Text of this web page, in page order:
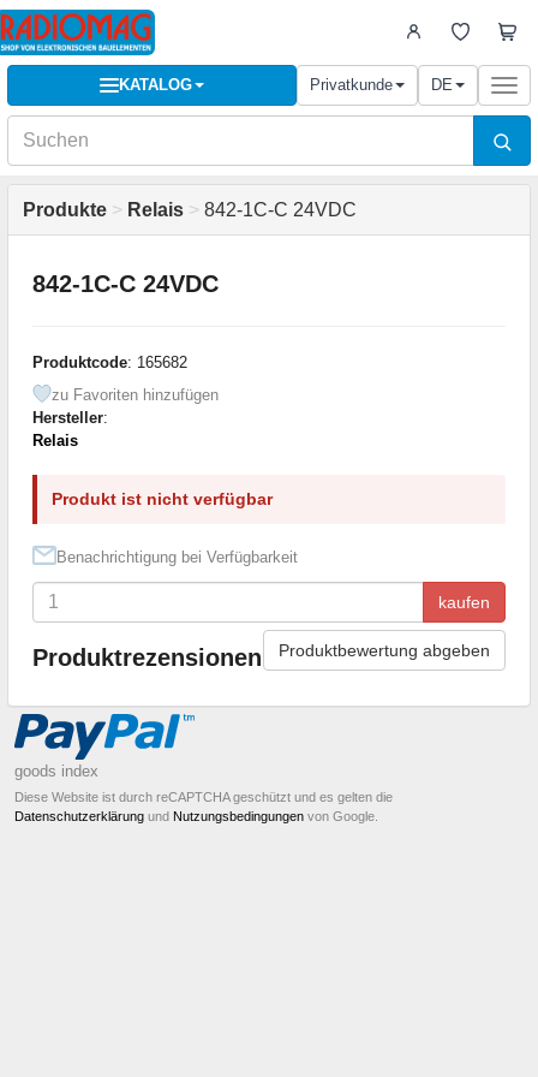
KATALOG Privatkunde DE
Produkte > Relais > 842-1C-C 24VDC
842-1C-C 24VDC
Produktcode: 165682
zu Favoriten hinzufügen
Hersteller:
Relais
Produkt ist nicht verfügbar
Benachrichtigung bei Verfügbarkeit
kaufen
Produktrezensionen Produktbewertung abgeben
goods index
Diese Website ist durch reCAPTCHA geschützt und es gelten die
Datenschutzerklärung und Nutzungsbedingungen von Google.